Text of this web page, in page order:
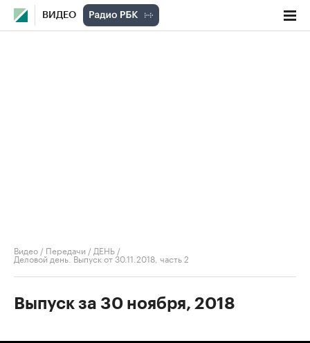
ВИДЕО
Видео / Передачи / ДЕНЬ /
Деловой день. Выпуск от 30.11.2018, часть 2
Выпуск за 30 ноября, 2018